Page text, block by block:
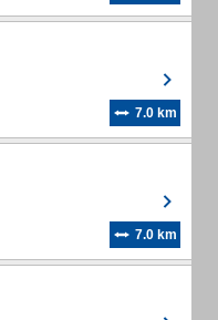
7.0 km
7.0 km